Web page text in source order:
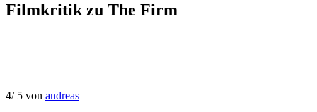
Filmkritik zu The Firm
4/ 5 von andreas